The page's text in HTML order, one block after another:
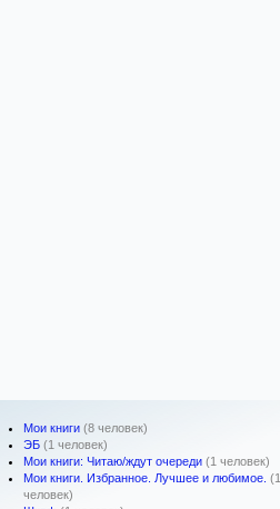
Мои книги (8 человек)
ЭБ (1 человек)
Мои книги: Читаю/ждут очереди (1 человек)
Мои книги. Избранное. Лучшее и любимое. (1
человек)